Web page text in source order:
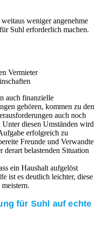
weniger angenehme
Suhl erforderlich machen.
Vermieter
auch finanzielle
gehören, kommen zu den
auch noch
Unter diesen Umständen wird
erfolgreich zu
Freunde und Verwandte
derart belastenden Situation
ein Haushalt aufgelöst
ist es deutlich leichter, diese
für Suhl auf echte